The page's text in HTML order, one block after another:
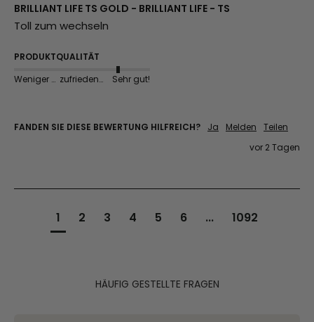
BRILLIANT LIFE TS GOLD - BRILLIANT LIFE - TS
Toll zum wechseln
PRODUKTQUALITÄT
Weniger gut
zufriedenstellend Sehr gut!
FANDEN SIE DIESE BEWERTUNG HILFREICH? Ja Melden
Teilen
vor 2 Tagen
1 2 3 4 5 6 ... 1092
HÄUFIG GESTELLTE FRAGEN